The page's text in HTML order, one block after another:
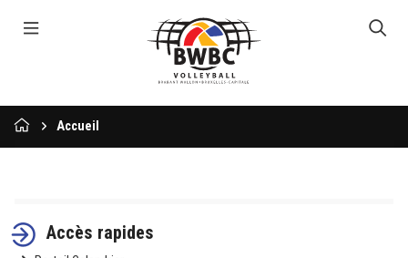
Accueil
Accès rapides